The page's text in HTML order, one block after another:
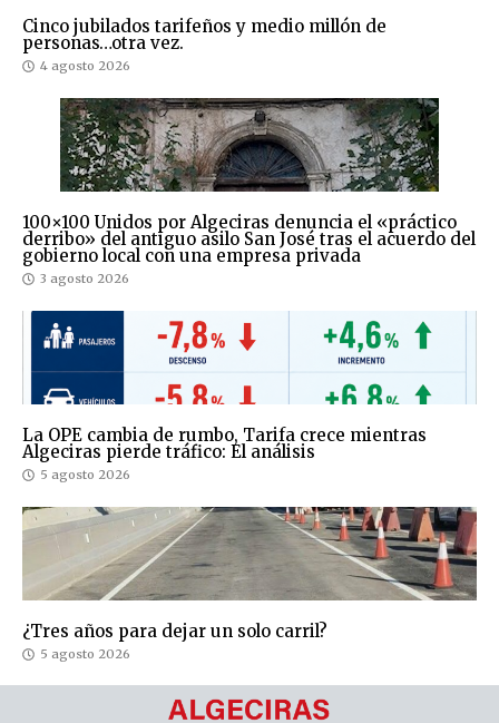
Cinco jubilados tarifeños y medio millón de
personas…otra vez.
4 agosto 2026
100×100 Unidos por Algeciras denuncia el «práctico
derribo» del antiguo asilo San José tras el acuerdo del
gobierno local con una empresa privada
3 agosto 2026
La OPE cambia de rumbo, Tarifa crece mientras
Algeciras pierde tráfico: El análisis
5 agosto 2026
¿Tres años para dejar un solo carril?
5 agosto 2026